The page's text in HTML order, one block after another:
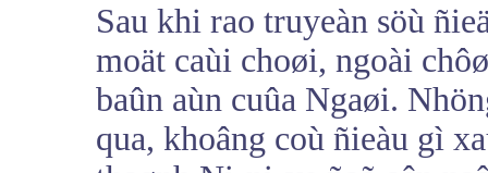
Sau khi rao truyeàn söù
moät caùi choøi, ngoài
baûn aùn cuûa Ngaøi.
qua, khoâng coù ñieàu gì